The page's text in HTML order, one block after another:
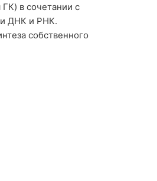
ГК) в сочетании с
ДНК и РНК.
собственного